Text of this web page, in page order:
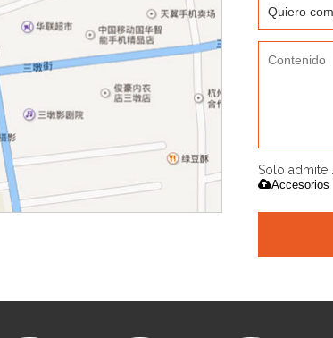
Solo
Accesorios